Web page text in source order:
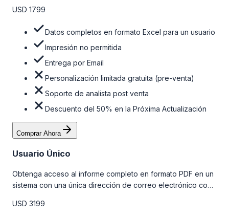
USD 1799
Datos completos en formato Excel para un usuario
Impresión no permitida
Entrega por Email
Personalización limitada gratuita (pre-venta)
Soporte de analista post venta
Descuento del 50% en la Próxima Actualización
Comprar Ahora
Usuario Único
Obtenga acceso al informe completo en formato PDF en un
sistema con una única dirección de correo electrónico con
la tabla de precios a continuación.
USD 3199